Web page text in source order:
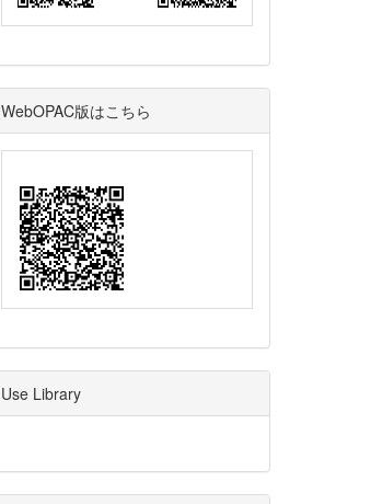
WebOPAC版はこちら
Use Library